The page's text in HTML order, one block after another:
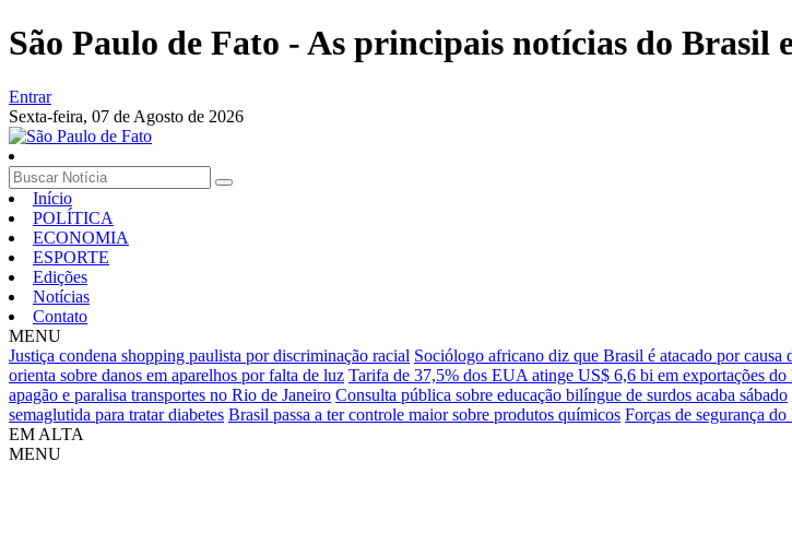
São Paulo de Fato - As principais notícias do Brasil
Entrar
Sexta-feira, 07 de Agosto de 2026
Início
POLÍTICA
ECONOMIA
ESPORTE
Edições
Notícias
Contato
MENU
Justiça condena shopping paulista por discriminação racial Sociólogo africano diz que Brasil é atacado por causa
orienta sobre danos em aparelhos por falta de luz Tarifa de 37,5% dos EUA atinge US$ 6,6 bi em exportações do
apagão e paralisa transportes no Rio de Janeiro Consulta pública sobre educação bilíngue de surdos acaba sábado
semaglutida para tratar diabetes Brasil passa a ter controle maior sobre produtos químicos Forças de segurança
EM ALTA
MENU